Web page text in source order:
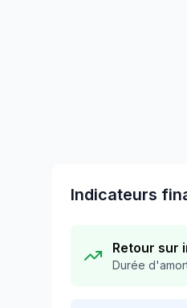
Indicateurs
Retour sur
Durée